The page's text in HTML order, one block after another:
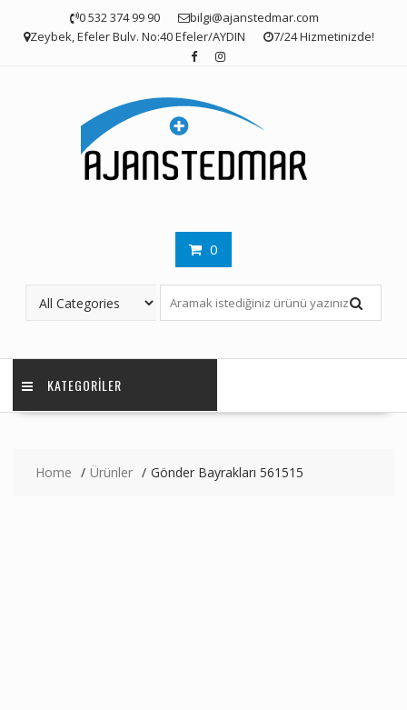
0 532 374 99 90
bilgi@ajanstedmar.com
Zeybek, Efeler Bulv. No:40 Efeler/AYDIN
7/24 Hizmetinizde!
0
KATEGORILER
Home Ürünler Gönder Bayrakları 561515